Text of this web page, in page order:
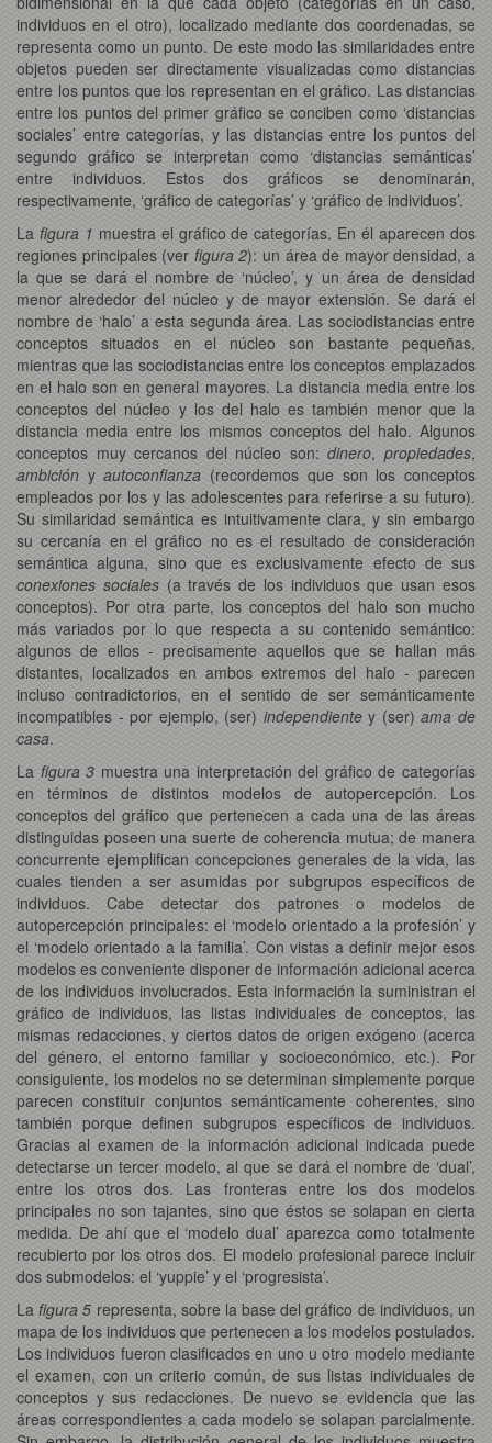
individuos en el otro), localizado mediante dos coordenadas, se
representa como un punto. De este modo las similaridades entre
objetos pueden ser directamente visualizadas como distancias
entre los puntos que los representan en el gráfico. Las distancias
entre los puntos del primer gráfico se conciben como ‘distancias
sociales’ entre categorías, y las distancias entre los puntos del
segundo gráfico se interpretan como ‘distancias semánticas’
entre individuos. Estos dos gráficos se denominarán,
respectivamente, ‘gráfico de categorías’ y ‘gráfico de individuos’.
La figura 1 muestra el gráfico de categorías. En él aparecen dos
regiones principales (ver figura 2): un área de mayor densidad, a
la que se dará el nombre de ‘núcleo’, y un área de densidad
menor alrededor del núcleo y de mayor extensión. Se dará el
nombre de ‘halo’ a esta segunda área. Las sociodistancias entre
conceptos situados en el núcleo son bastante pequeñas,
mientras que las sociodistancias entre los conceptos emplazados
en el halo son en general mayores. La distancia media entre los
conceptos del núcleo y los del halo es también menor que la
distancia media entre los mismos conceptos del halo. Algunos
conceptos muy cercanos del núcleo son:dinero,propiedades,
ambición yautoconfianza (recordemos que son los conceptos
empleados por los y las adolescentes para referirse a su futuro).
Su similaridad semántica es intuitivamente clara, y sin embargo
su cercanía en el gráfico no es el resultado de consideración
semántica alguna, sino que es exclusivamente efecto de sus
conexiones sociales(a través de los individuos que usan esos
conceptos). Por otra parte, los conceptos del halo son mucho
más variados por lo que respecta a su contenido semántico:
algunos de ellos - precisamente aquellos que se hallan más
distantes, localizados en ambos extremos del halo - parecen
incluso contradictorios, en el sentido de ser semánticamente
incompatibles - por ejemplo, (ser) independientey (ser)ama de
casa.
La figura 3 muestra una interpretación del gráfico de categorías
en términos de distintos modelos de autopercepción. Los
conceptos del gráfico que pertenecen a cada una de las áreas
distinguidas poseen una suerte de coherencia mutua; de manera
concurrente ejemplifican concepciones generales de la vida, las
cuales tienden a ser asumidas por subgrupos específicos de
individuos. Cabe detectar dos patrones o modelos de
autopercepción principales: el ‘modelo orientado a la profesión’ y
el ‘modelo orientado a la familia’. Con vistas a definir mejor esos
modelos es conveniente disponer de información adicional acerca
de los individuos involucrados. Esta información la suministran el
gráfico de individuos, las listas individuales de conceptos, las
mismas redacciones, y ciertos datos de origen exógeno (acerca
del género, el entorno familiar y socioeconómico, etc.). Por
consiguiente, los modelos no se determinan simplemente porque
parecen constituir conjuntos semánticamente coherentes, sino
también porque definen subgrupos específicos de individuos.
Gracias al examen de la información adicional indicada puede
detectarse un tercer modelo, al que se dará el nombre de ‘dual’,
entre los otros dos. Las fronteras entre los dos modelos
principales no son tajantes, sino que éstos se solapan en cierta
medida. De ahí que el ‘modelo dual’ aparezca como totalmente
recubierto por los otros dos. El modelo profesional parece incluir
dos submodelos: el ‘yuppie’ y el ‘progresista’.
La figura 5 representa, sobre la base del gráfico de individuos, un
mapa de los individuos que pertenecen a los modelos postulados.
Los individuos fueron clasificados en uno u otro modelo mediante
el examen, con un criterio común, de sus listas individuales de
conceptos y sus redacciones. De nuevo se evidencia que las
áreas correspondientes a cada modelo se solapan parcialmente.